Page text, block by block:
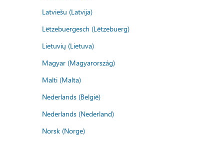
Latviešu (Latvija)
Lëtzebuergesch (Lëtzebuerg)
Lietuvių (Lietuva)
Magyar (Magyarország)
Malti (Malta)
Nederlands (België)
Nederlands (Nederland)
Norsk (Norge)